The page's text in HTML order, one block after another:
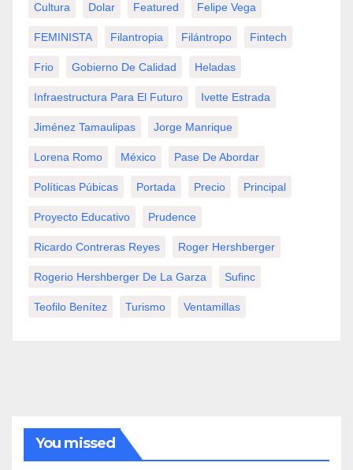
Cultura Dolar Featured Felipe Vega
FEMINISTA Filantropia Filántropo Fintech
Frio Gobierno De Calidad Heladas
Infraestructura Para El Futuro Ivette Estrada
Jiménez Tamaulipas Jorge Manrique
Lorena Romo México Pase De Abordar
Políticas Púbicas Portada Precio Principal
Proyecto Educativo Prudence
Ricardo Contreras Reyes Roger Hershberger
Rogerio Hershberger De La Garza Sufinc
Teofilo Benítez Turismo Ventamillas
You missed